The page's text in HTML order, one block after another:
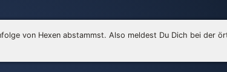
von Hexen abstammst. Also meldest Du Dich bei der